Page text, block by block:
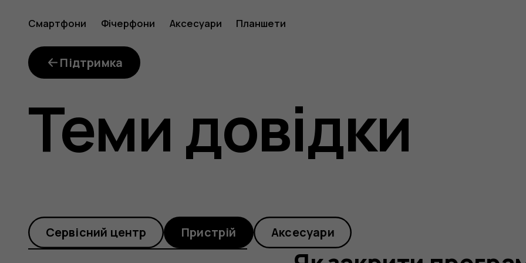
Як
закрити
програму,
яка
Смартфони Фічерфони Аксесуари Планшети
Підтримка
Теми довідки
Cервісний центр Пристрій Аксесуари